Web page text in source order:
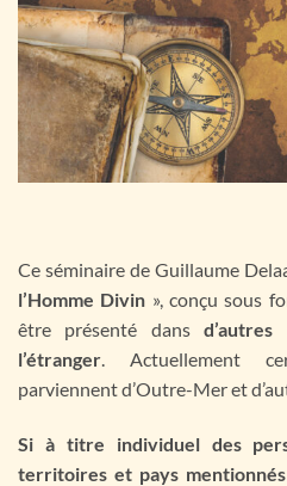
Ce séminaire de Guillaume
l’Homme Divin », conçu sous
être présenté dans
l’étranger. Actuellement
parviennent d’Outre-Mer et
Si à titre individuel des
territoires et pays